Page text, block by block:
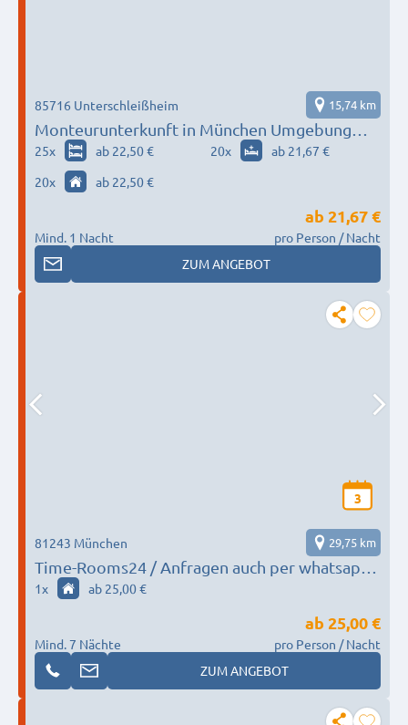
Monteurunterkunft in München Umgebung
nach Wunsch / Bedürfnis
85716 Unterschleißheim 15,74 km
25x ab 22,50 € 20x
ab 21,67 €
20x ab 22,50 €
Mind. 1 Nacht
ab 21,67 €
pro Person / Nacht
ZUM ANGEBOT
3
Time-Rooms24 / Anfragen auch per whatsapp
möglich!
81243 München 29,75 km
1x ab 25,00 €
Mind. 7 Nächte
ab 25,00 €
pro Person / Nacht
ZUM ANGEBOT